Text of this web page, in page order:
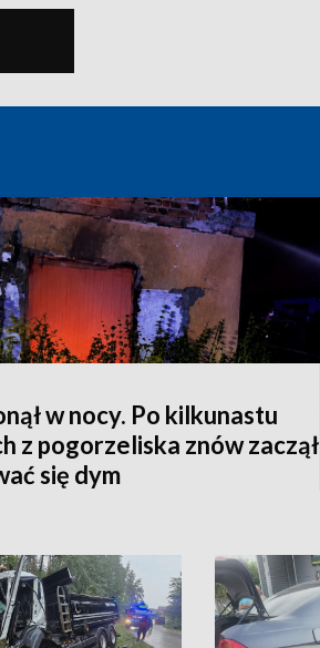
w nocy. Po kilkunastu
z pogorzeliska znów zaczął
się dym